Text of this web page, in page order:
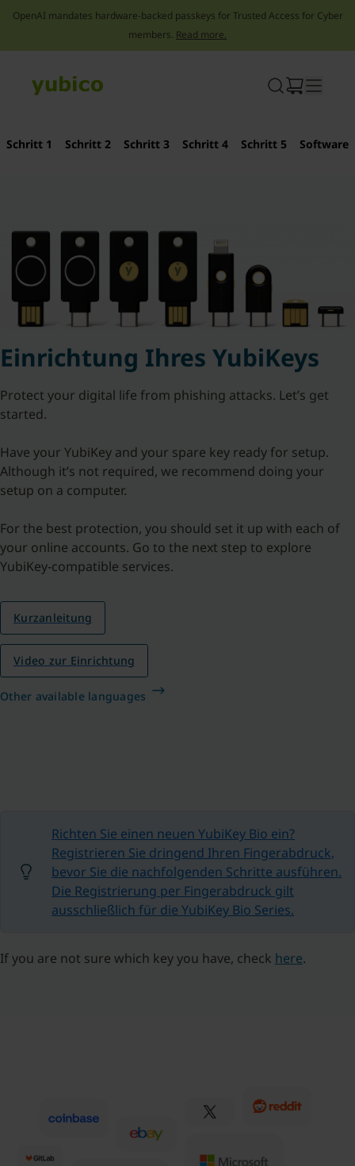
OpenAI mandates hardware-backed passkeys for Trusted Access for Cyber
members. Read more.
Schritt 1 Schritt 2 Schritt 3 Schritt 4 Schritt 5 Software
Einrichtung Ihres YubiKeys
Protect your digital life from phishing attacks. Let’s get
started.
Have your YubiKey and your spare key ready for setup.
Although it’s not required, we recommend doing your
setup on a computer.
For the best protection, you should set it up with each of
your online accounts. Go to the next step to explore
YubiKey-compatible services.
Kurzanleitung
Video zur Einrichtung
Other available languages
Richten Sie einen neuen YubiKey Bio ein?
Registrieren Sie dringend Ihren Fingerabdruck,
bevor Sie die nachfolgenden Schritte ausführen.
Die Registrierung per Fingerabdruck gilt
ausschließlich für die YubiKey Bio Series.
If you are not sure which key you have, check here.